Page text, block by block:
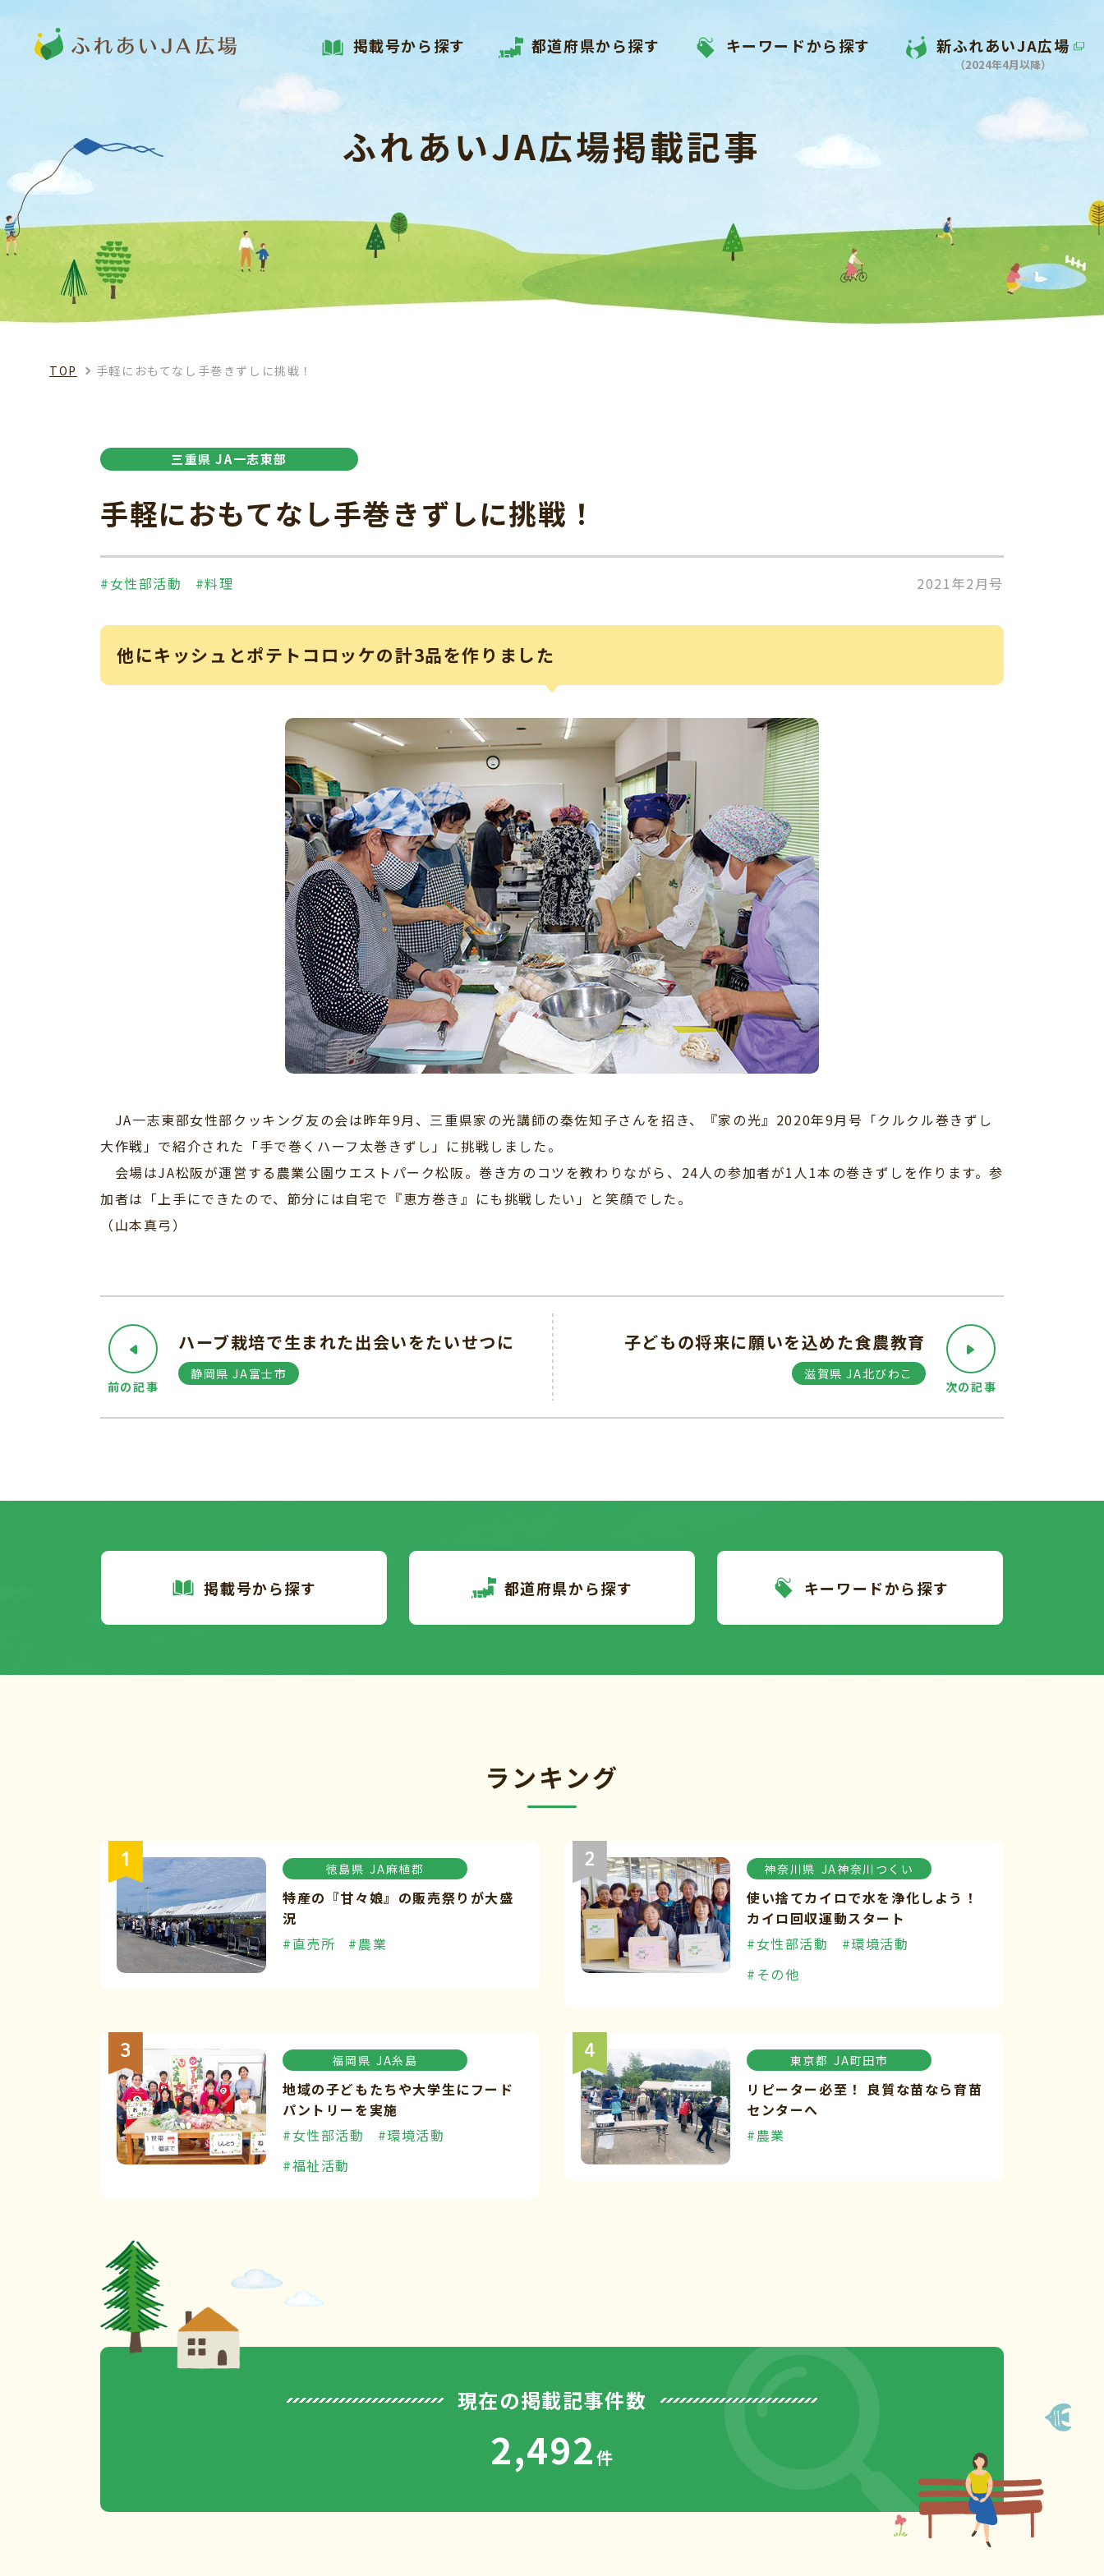
掲載号から探す 都道府県から探す キーワードから探す 新ふれあいJA広場
（2024年4月以降）
ふれあいJA広場掲載記事
TOP 手軽におもてなし手巻きずしに挑戦！
三重県 JA一志東部
手軽におもてなし手巻きずしに挑戦！
#女性部活動 #料理 2021年2月号
他にキッシュとポテトコロッケの計3品を作りました
JA一志東部女性部クッキング友の会は昨年9月、三重県家の光講師の秦佐知子さんを招き、『家の光』2020年9月号「クルクル巻きずし
大作戦」で紹介された「手で巻くハーフ太巻きずし」に挑戦しました。
会場はJA松阪が運営する農業公園ウエストパーク松阪。巻き方のコツを教わりながら、24人の参加者が1人1本の巻きずしを作ります。参
加者は「上手にできたので、節分には自宅で『恵方巻き』にも挑戦したい」と笑顔でした。
（山本真弓）
ハーブ栽培で生まれた出会いをたいせつに
静岡県 JA富士市
前の記事
子どもの将来に願いを込めた食農教育
滋賀県 JA北びわこ
次の記事
掲載号から探す 都道府県から探す キーワードから探す
ランキング
徳島県 JA麻植郡
特産の『甘々娘』の販売祭りが大盛
況
#直売所
#農業
神奈川県 JA神奈川つくい
使い捨てカイロで水を浄化しよう！
カイロ回収運動スタート
#女性部活動
#環境活動
#その他
福岡県 JA糸島
地域の子どもたちや大学生にフード
パントリーを実施
#女性部活動
#環境活動
#福祉活動
東京都 JA町田市
リピーター必至！ 良質な苗なら育苗
センターへ
#農業
現在の掲載記事件数
2,492件